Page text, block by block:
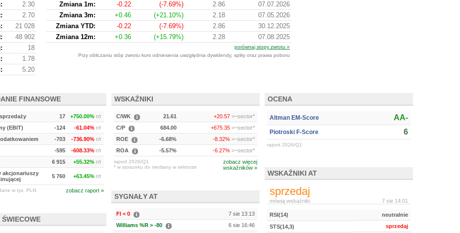
2.30
2.70
21 028
48 902
:
18
:
1.78
: 5.20
Zmiana 1m:
-0.22 (-7.69%) 2.86
07.07.2026
Zmiana 3m:
+0.46 (+21.10%) 2.18
07.05.2026
Zmiana YTD:
-0.22 (-7.69%) 2.86
30.12.2025
Zmiana 12m:
+0.36 (+15.79%) 2.28 07.08.2025
porównaj stopy zwrotu »
Przy obliczaniu stóp zwrotu kurs odniesienia uwzględnia dywidendy, splity oraz prawa poboru
FINANSOWE
17 +750.00% r/r
(EBIT)
-124 -61.04% r/r
-703 -736.90% r/r
-595 -608.33% r/r
6 915 +55.32% r/r
akcjonariuszy
5 760 +63.45% r/r
w tys. PLN zobacz raport »
WSKAŹNIKI
C/WK 21.61 +20.57 >~sector*
C/P
684.00 +675.35 >~sector*
ROE
-6.68% -8.32% >~sector*
ROA
-5.57% -6.27% >~sector*
raport 2026/Q1
* w stosunku do mediany w sektorze
zobacz więcej
wskaźników »
OCENA
Altman EM-Score AA-
Piotroski F-Score 6
raport 2026/Q1
WSKAŹNIKI AT
sprzedaj
7 sie 14:01
mówią wskaźniki
RSI(14)
neutralnie
STS(14,3)
sprzedaj
SYGNAŁY AT
FI < 0
7 sie 13:13
Williams %R > -80
6 sie 16:46